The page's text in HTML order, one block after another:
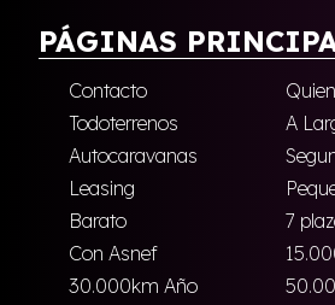
PÁGINAS
Contacto
Todoterrenos
A
Autocaravanas
Leasing
Barato
7
Con Asnef
30.000km Año